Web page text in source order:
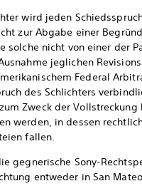
wird jeden
zur Abgabe einer
solche nicht von einer der
jeglichen
Federal
des Schlichters
Zweck der
werden, in dessen
fallen.
gegnerische Sony-
entweder in San